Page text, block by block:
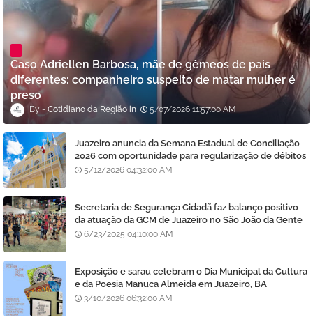
Caso Adriellen Barbosa, mãe de gêmeos de pais
diferentes: companheiro suspeito de matar mulher é
preso
Cotidiano da Região 5/07/2026 11:57:00 AM
Juazeiro anuncia da Semana Estadual de Conciliação
2026 com oportunidade para regularização de débitos
5/12/2026 04:32:00 AM
Secretaria de Segurança Cidadã faz balanço positivo
da atuação da GCM de Juazeiro no São João da Gente
6/23/2025 04:10:00 AM
Exposição e sarau celebram o Dia Municipal da Cultura
e da Poesia Manuca Almeida em Juazeiro, BA
3/10/2026 06:32:00 AM